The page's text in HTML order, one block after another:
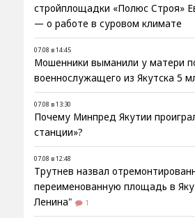
стройплощадки «Полюс Строя»
— о работе в суровом климате
07.08 в 14:45
Мошенники выманили у матери
военнослужащего из Якутска 5
07.08 в 13:30
Почему Минпред Якутии
станции»?
07.08 в 12:48
Трутнев назвал
переименованную площадь в
Ленина"
1